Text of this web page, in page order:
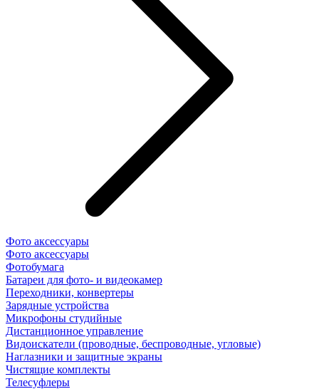
Фото аксессуары
Фото аксессуары
Фотобумага
Батареи для фото- и видеокамер
Переходники, конвертеры
Зарядные устройства
Микрофоны студийные
Дистанционное управление
Видоискатели (проводные, беспроводные, угловые)
Наглазники и защитные экраны
Чистящие комплекты
Телесуфлеры